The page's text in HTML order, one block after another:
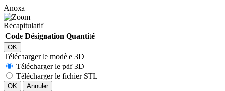
Anoxa
Récapitulatif
Code Désignation Quantité
OK
Télécharger le modèle 3D
Télécharger le pdf 3D
Télécharger le fichier STL
OK Annuler